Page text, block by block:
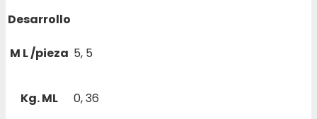
Desarrollo
M L /pieza 5, 5
Kg. ML 0, 36